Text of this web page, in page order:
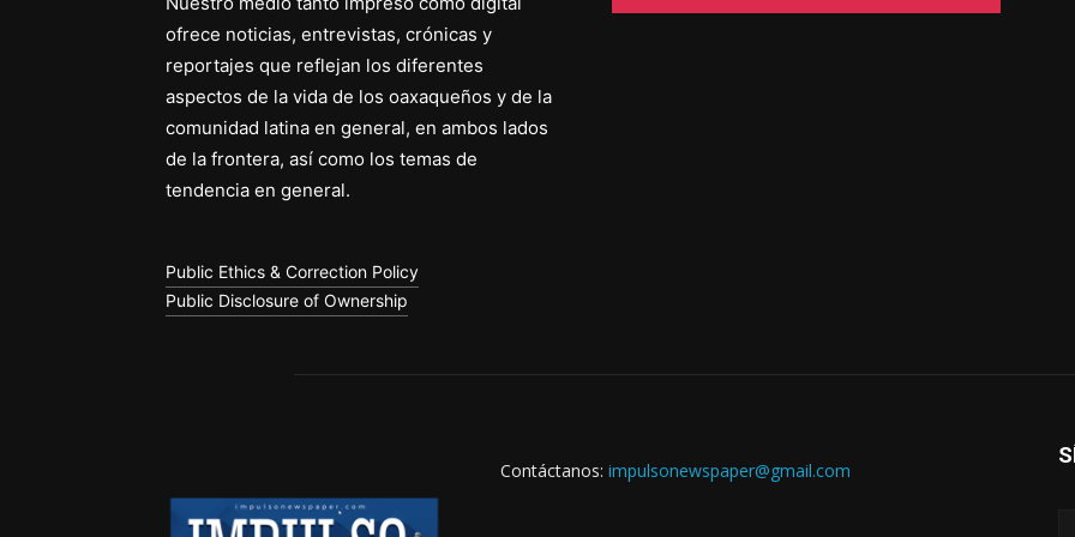
ofrece noticias, entrevistas, crónicas y
reportajes que reflejan los diferentes
aspectos de la vida de los oaxaqueños y de la
comunidad latina en general, en ambos lados
de la frontera, así como los temas de
tendencia en general.
Public Ethics & Correction Policy
Public Disclosure of Ownership
Contáctanos: impulsonewspaper@gmail.com